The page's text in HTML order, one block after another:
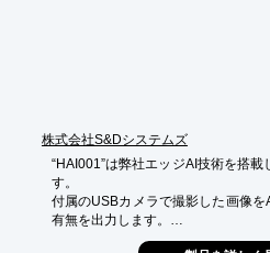
株式会社S&Dシステムズ
“HAI001”は弊社エッジAI技術を搭
す。
付属のUSBカメラで撮影した画像
有無を出力します。
検知エリアは1～4つまで選択設定